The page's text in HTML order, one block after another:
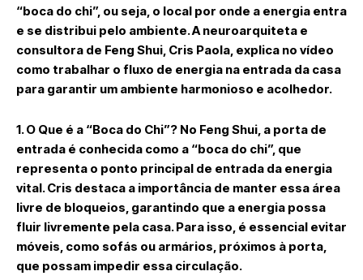
“boca do chi”, ou seja, o local por onde a energia entra
e se distribui pelo ambiente. A neuroarquiteta e
consultora de Feng Shui, Cris Paola, explica no vídeo
como trabalhar o fluxo de energia na entrada da casa
para garantir um ambiente harmonioso e acolhedor.
1. O Que é a “Boca do Chi”? No Feng Shui, a porta de
entrada é conhecida como a “boca do chi”, que
representa o ponto principal de entrada da energia
vital. Cris destaca a importância de manter essa área
livre de bloqueios, garantindo que a energia possa
fluir livremente pela casa. Para isso, é essencial evitar
móveis, como sofás ou armários, próximos à porta,
que possam impedir essa circulação.